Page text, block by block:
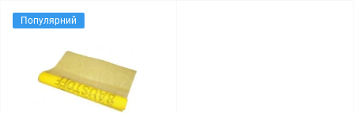
Популярний